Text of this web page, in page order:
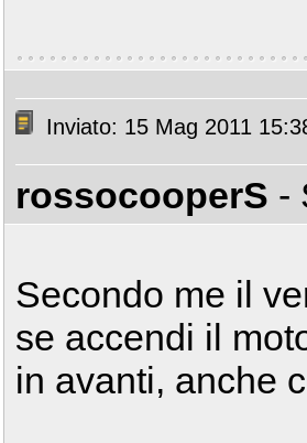
Inviato: 15 Mag 2011
rossocooperS -
Secondo me il
se accendi il
in avanti, anche